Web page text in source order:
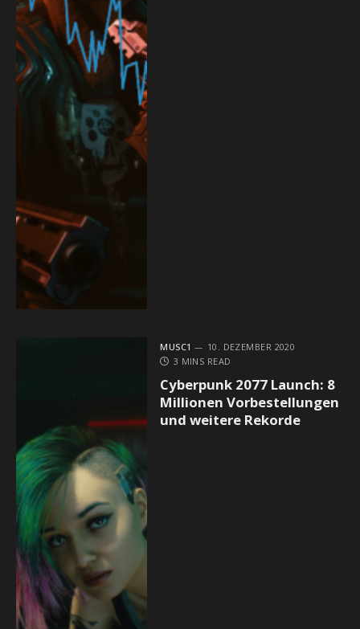
MUSC1
10. DEZEMBER 2020
3 MINS READ
Cyberpunk 2077 Launch: 8
Millionen Vorbestellungen
und weitere Rekorde